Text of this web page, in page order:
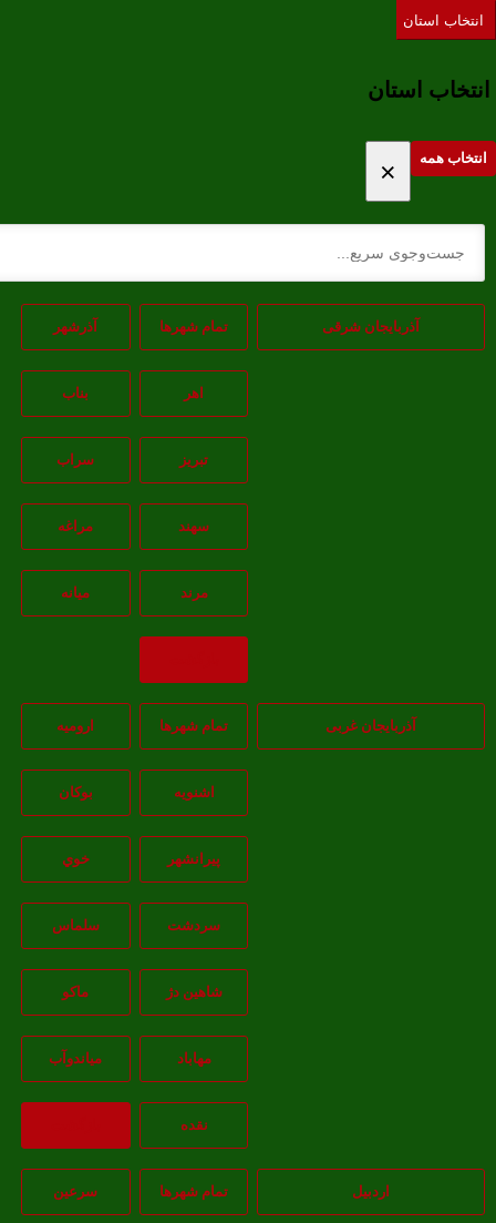
استان
استان
همه ×
آذربایجان شرقی تمام شهر‌ها آذرشهر
بناب
تبريز سراب
سهند مراغه
مرند ميانه
آذربایجان غربی تمام شهر‌ها اروميه
اشنويه بوکان
پيرانشهر خوي
سردشت سلماس
شاهين دژ ماکو
مهاباد مياندوآب
نقده
اردبیل تمام شهر‌ها سرعین